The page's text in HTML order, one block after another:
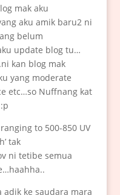
mak aku
aku amik baru2 ni
belum
update blog tu…
kan blog mak
yang moderate
etc…so Nuffnang kat
to 500-850 UV
tak
ni tetibe semua
adik ke saudara mara